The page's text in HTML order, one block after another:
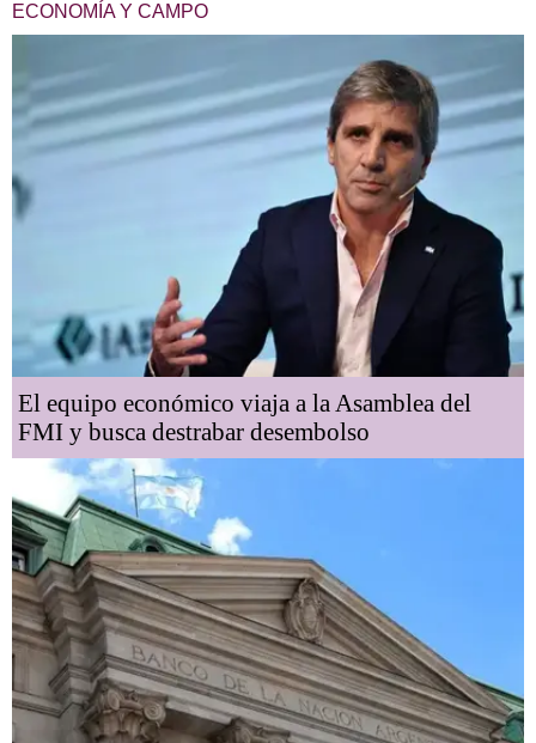
ECONOMÍA Y CAMPO
El equipo económico viaja a la Asamblea del
FMI y busca destrabar desembolso